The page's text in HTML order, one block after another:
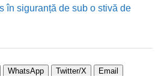
în siguranță de sub o stivă de
WhatsApp Twitter/X Email